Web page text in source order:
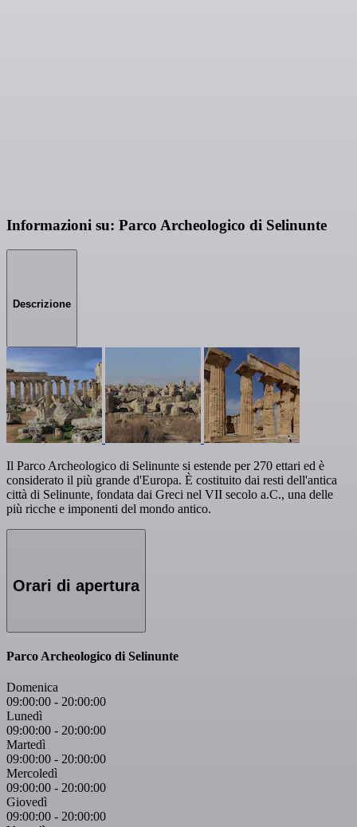
Informazioni su: Parco Archeologico di Selinunte
Descrizione
Il Parco Archeologico di Selinunte si estende per 270 ettari ed è
considerato il più grande d'Europa. È costituito dai resti dell'antica
città di Selinunte, fondata dai Greci nel VII secolo a.C., una delle
più ricche e imponenti del mondo antico.
Orari di apertura
Parco Archeologico di Selinunte
Domenica
09:00:00 - 20:00:00
Lunedì
09:00:00 - 20:00:00
Martedì
09:00:00 - 20:00:00
Mercoledì
09:00:00 - 20:00:00
Giovedì
09:00:00 - 20:00:00